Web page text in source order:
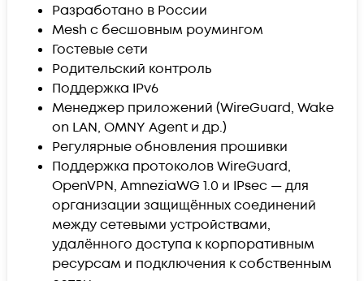
Разработано в России
Mesh с бесшовным роумингом
Гостевые сети
Родительский контроль
Поддержка IPv6
Менеджер приложений (WireGuard, Wake
on LAN, OMNY Agent и др.)
Регулярные обновления прошивки
Поддержка протоколов WireGuard,
OpenVPN, AmneziaWG 1.0 и IPsec — для
организации защищённых соединений
между сетевыми устройствами,
удалённого доступа к корпоративным
ресурсам и подключения к собственным